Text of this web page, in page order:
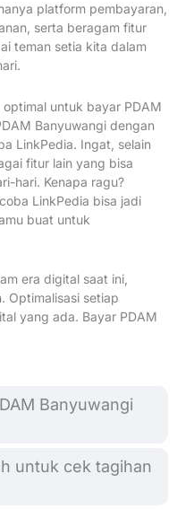
platform pembayaran,
serta beragam fitur
teman setia kita dalam
untuk bayar PDAM
Banyuwangi dengan
LinkPedia. Ingat, selain
fitur lain yang bisa
hari. Kenapa ragu?
LinkPedia bisa jadi
buat untuk
era digital saat ini,
Optimalisasi setiap
yang ada. Bayar PDAM
Banyuwangi
untuk cek tagihan